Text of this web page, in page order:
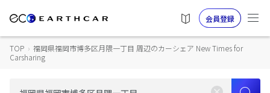
会員登録
TOP › 福岡県福岡市博多区月隈一丁目 周辺のカーシェア New Times for
Carsharing